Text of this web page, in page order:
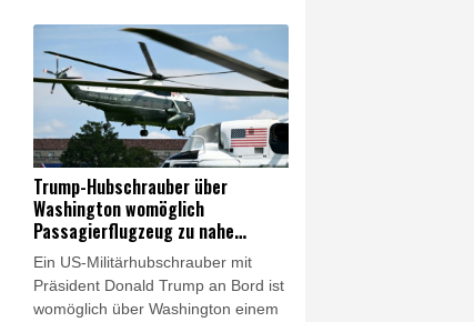
gedroht. Die US-Streitkräfte hätten
"riesige Mengen an 'Munition', vor
allem bestimmter Arten", schrieb
Trump am Donnerstag in seinem
Onlinedienst Truth Social. US-
Medien hatten zuvor berichtet, ein
Mangel an Raketen habe Trump
von weiteren Angriffen auf den Iran
abgehalten.
Trump-Hubschrauber über
Washington womöglich
Passagierflugzeug zu nahe
gekommen
Ein US-Militärhubschrauber mit
Präsident Donald Trump an Bord ist
womöglich über Washington einem